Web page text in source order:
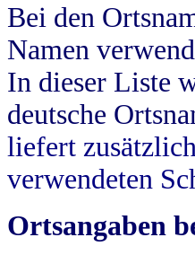
Bei den
Namen
In dieser Liste
deutsche
liefert
verwendeten
Ortsangaben